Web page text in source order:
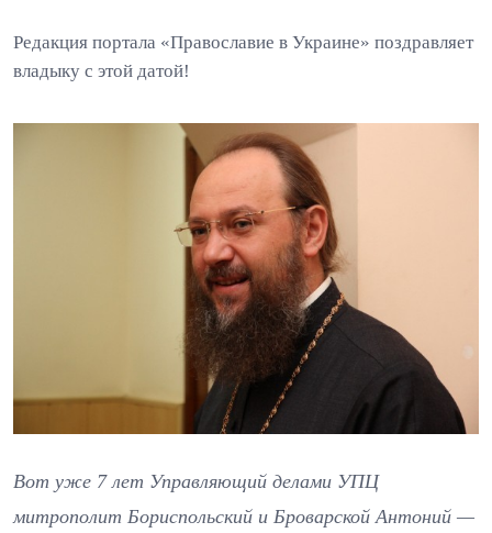
Редакция портала «Православие в Украине» поздравляет
владыку с этой датой!
Вот уже 7 лет Управляющий делами УПЦ
митрополит Бориспольский и Броварской Антоний —